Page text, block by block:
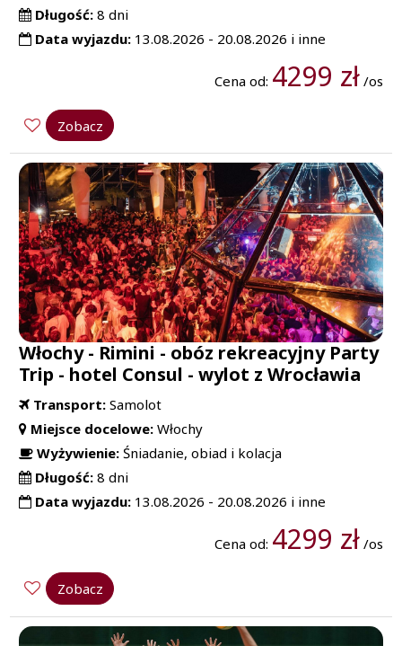
Długość:8 dni
Data wyjazdu: 13.08.2026 - 20.08.2026 i inne
Cena od: 4299 zł/os
Zobacz
Włochy - Rimini - obóz rekreacyjny Party
Trip - hotel Consul - wylot z Wrocławia
Transport: Samolot
Miejsce docelowe: Włochy
Wyżywienie: Śniadanie, obiad i kolacja
Długość:8 dni
Data wyjazdu: 13.08.2026 - 20.08.2026 i inne
Cena od: 4299 zł/os
Zobacz